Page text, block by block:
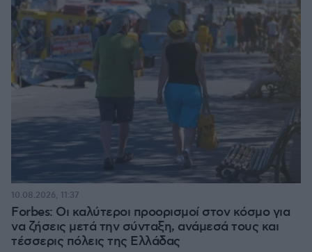
Forbes: Οι καλύτεροι προορισμοί στον κόσμο για
να ζήσεις μετά την σύνταξη, ανάμεσά τους και
τέσσερις πόλεις της Ελλάδας
10.08.2026, 11:37